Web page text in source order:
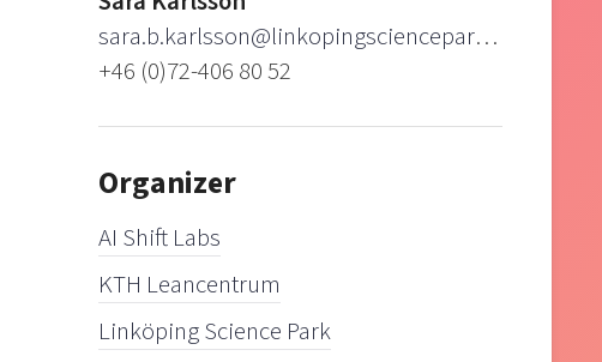
sara.b.karlsson@linkopingsciencepark.se
+46 (0)72-406 80 52
Organizer
AI Shift Labs
KTH Leancentrum
Linköping Science Park